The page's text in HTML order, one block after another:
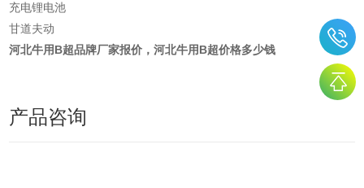
充电锂电池
甘道夫动
河北牛用B超品牌厂家报价，河北牛用B超价格多少钱
产品咨询